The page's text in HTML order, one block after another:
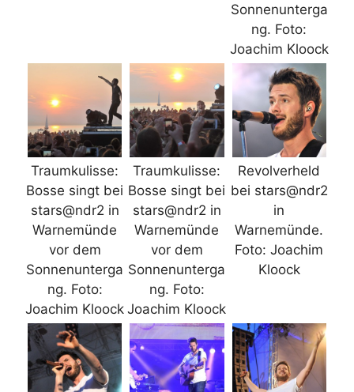
Sonnenunterga
ng. Foto:
Joachim Kloock
Traumkulisse:
Bosse singt bei
stars@ndr2 in
Warnemünde
vor dem
Sonnenunterga
ng. Foto:
Joachim Kloock
Traumkulisse:
Bosse singt bei
stars@ndr2 in
Warnemünde
vor dem
Sonnenunterga
ng. Foto:
Joachim Kloock
Revolverheld
bei stars@ndr2
in
Warnemünde.
Foto: Joachim
Kloock